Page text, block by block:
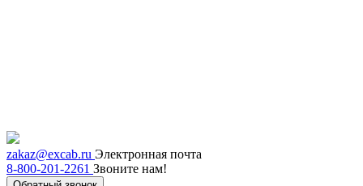
zakaz@excab.ru Электронная почта
8-800-201-2261 Звоните нам!